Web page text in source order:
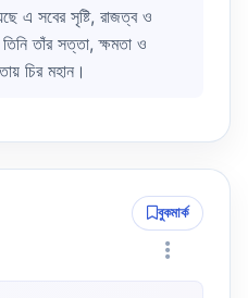
এ সবের সৃষ্টি, রাজত্ব ও
তাঁর সত্তা, ক্ষমতা ও
চির মহান।
বুকমার্ক